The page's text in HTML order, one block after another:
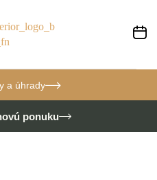
a úhrady
ponuku